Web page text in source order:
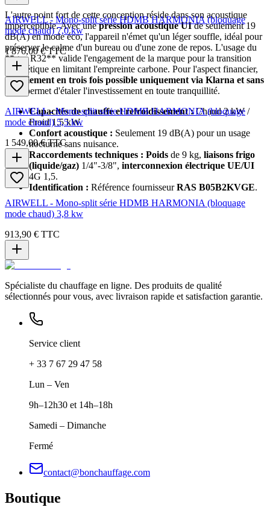
L'autre point fort de cette conception réside dans son acoustique
imperceptible. Avec unepression acoustique UIde seulement 19
dB(A) en mode éco, l'appareil n'émet qu'un léger souffle, idéal pour
préserver le calme d'un bureau ou d'une zone de repos. L'usage du
**gaz R32** valide l'engagement de la marque pour la transition
énergétique en limitant l'empreinte carbone. Pour l'aspect financier,
unpaiement en trois fois possible uniquement via Klarna et sans
frais permet d'étaler l'investissement en toute tranquillité.
Capacités de chauffe et refroidissement :Chaud 2 kW /
Froid 1,5 kW.
Confort acoustique : Seulement 19 dB(A) pour un usage
nocturne sans nuisance.
Raccordements techniques : Poids de 9 kg, liaisons frigo
(liquide/gaz) 1/4"-3/8", interconnexion électrique UE/UI
4G 1,5.
Identification : Référence fournisseurRAS B05B2KVGE.
AIRWELL - Mono-split série HDMB HARMONIA (bloquage
mode chaud) 7,0 kw
1 876,00 € TTC
AIRWELL - Mono-split série HDMB HARMONIA (bloquage
mode chaud) 5,5 kw
1 549,00 € TTC
AIRWELL - Mono-split série HDMB HARMONIA (bloquage
mode chaud) 3,8 kw
913,90 € TTC
Spécialiste du chauffage en ligne. Des produits de qualité
sélectionnés pour vous, avec livraison rapide et satisfaction garantie.
Service client
+ 33 7 67 29 47 58
Lun – Ven
9h–12h30 et 14h–18h
Samedi – Dimanche
Fermé
contact@bonchauffage.com
Boutique